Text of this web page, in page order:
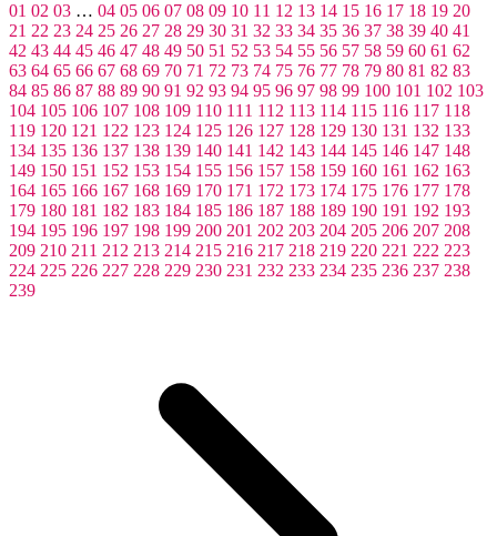
01 02 03 … 04 05 06 07 08 09 10 11 12 13 14 15 16 17 18 19 20
21 22 23 24 25 26 27 28 29 30 31 32 33 34 35 36 37 38 39 40 41
42 43 44 45 46 47 48 49 50 51 52 53 54 55 56 57 58 59 60 61 62
63 64 65 66 67 68 69 70 71 72 73 74 75 76 77 78 79 80 81 82 83
84 85 86 87 88 89 90 91 92 93 94 95 96 97 98 99 100 101 102 103
104 105 106 107 108 109 110 111 112 113 114 115 116 117 118
119 120 121 122 123 124 125 126 127 128 129 130 131 132 133
134 135 136 137 138 139 140 141 142 143 144 145 146 147 148
149 150 151 152 153 154 155 156 157 158 159 160 161 162 163
164 165 166 167 168 169 170 171 172 173 174 175 176 177 178
179 180 181 182 183 184 185 186 187 188 189 190 191 192 193
194 195 196 197 198 199 200 201 202 203 204 205 206 207 208
209 210 211 212 213 214 215 216 217 218 219 220 221 222 223
224 225 226 227 228 229 230 231 232 233 234 235 236 237 238
239